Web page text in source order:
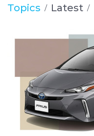
Topics Latest